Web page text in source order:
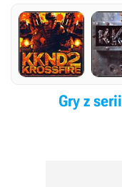
Gry z serii